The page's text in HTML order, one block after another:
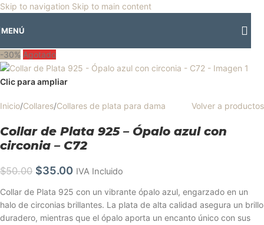
Skip to navigation Skip to main content
🎡Horario especial por vacaciones agostinas
MENÚ
-30% Agotado
Clic para ampliar
Inicio/Collares/Collares de plata para dama Volver a productos
Collar de Plata 925 – Ópalo azul con
circonia – C72
$50.00 $35.00 IVA Incluido
Collar de Plata 925 con un vibrante ópalo azul, engarzado en un
halo de circonias brillantes. La plata de alta calidad asegura un brillo
duradero, mientras que el ópalo aporta un encanto único con sus